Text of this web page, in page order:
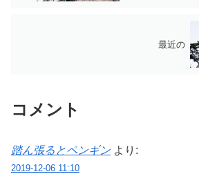
最近の
コメント
踏ん張るとペンギン より:
2019-12-06 11:10